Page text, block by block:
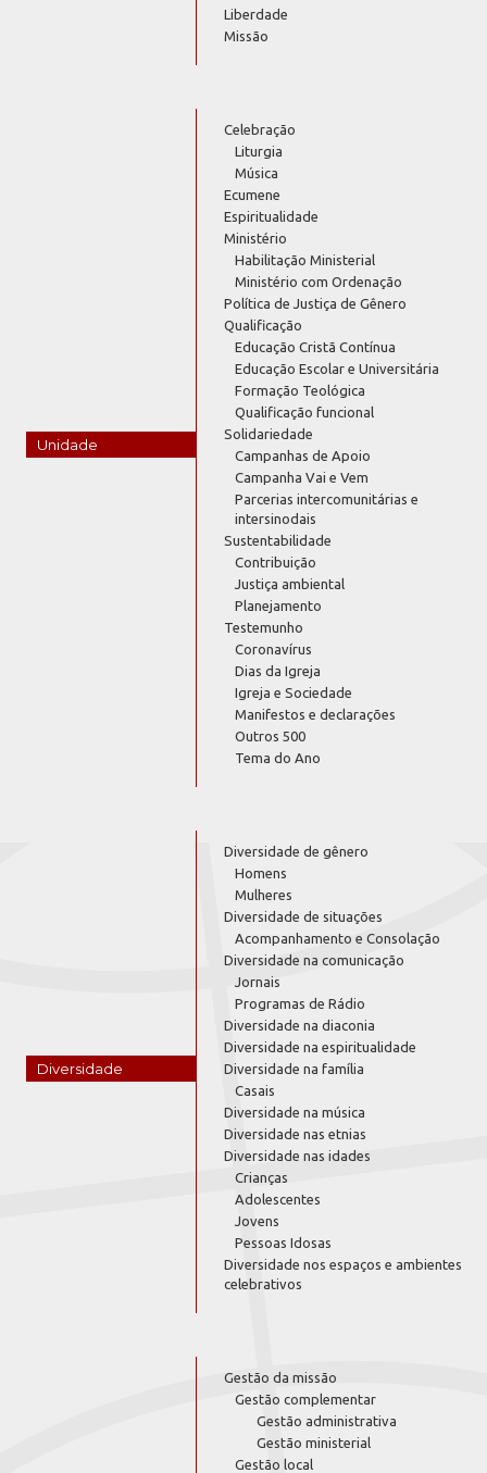
Liberdade
Missão
Unidade
Celebração
Liturgia
Música
Ecumene
Espiritualidade
Ministério
Habilitação Ministerial
Ministério com Ordenação
Política de Justiça de Gênero
Qualificação
Educação Cristã Contínua
Educação Escolar e Universitária
Formação Teológica
Qualificação funcional
Solidariedade
Campanhas de Apoio
Campanha Vai e Vem
Parcerias intercomunitárias e
intersinodais
Sustentabilidade
Contribuição
Justiça ambiental
Planejamento
Testemunho
Coronavírus
Dias da Igreja
Igreja e Sociedade
Manifestos e declarações
Outros 500
Tema do Ano
Diversidade
Diversidade de gênero
Homens
Mulheres
Diversidade de situações
Acompanhamento e Consolação
Diversidade na comunicação
Jornais
Programas de Rádio
Diversidade na diaconia
Diversidade na espiritualidade
Diversidade na família
Casais
Diversidade na música
Diversidade nas etnias
Diversidade nas idades
Crianças
Adolescentes
Jovens
Pessoas Idosas
Diversidade nos espaços e ambientes
celebrativos
Gestão da missão
Gestão complementar
Gestão administrativa
Gestão ministerial
Gestão local